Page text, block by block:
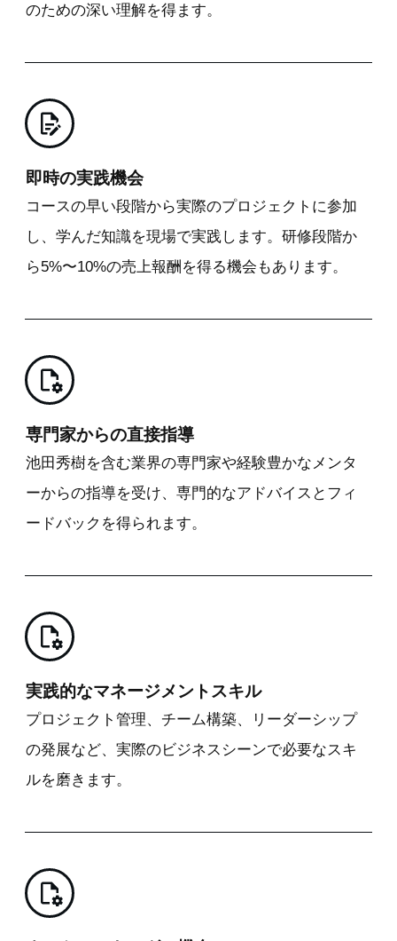
のための深い理解を得ます。
即時の実践機会
コースの早い段階から実際のプロジェクトに参加
し、学んだ知識を現場で実践します。研修段階か
ら5%〜10%の売上報酬を得る機会もあります。
専門家からの直接指導
池田秀樹を含む業界の専門家や経験豊かなメンタ
ーからの指導を受け、専門的なアドバイスとフィ
ードバックを得られます。
実践的なマネージメントスキル
プロジェクト管理、チーム構築、リーダーシップ
の発展など、実際のビジネスシーンで必要なスキ
ルを磨きます。